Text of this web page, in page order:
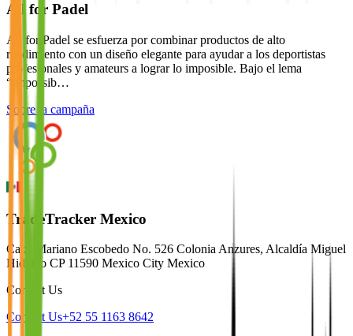
All for Padel
All for Padel se esfuerza por combinar productos de alto
rendimiento con un diseño elegante para ayudar a los deportistas
profesionales y amateurs a lograr lo imposible. Bajo el lema
“Impossib…
Sobre la campaña
TradeTracker Mexico
Calz. Mariano Escobedo No. 526 Colonia Anzures, Alcaldía Miguel
Hidalgo CP 11590 Mexico City Mexico
Contact Us
Contact Us+52 55 1163 8642